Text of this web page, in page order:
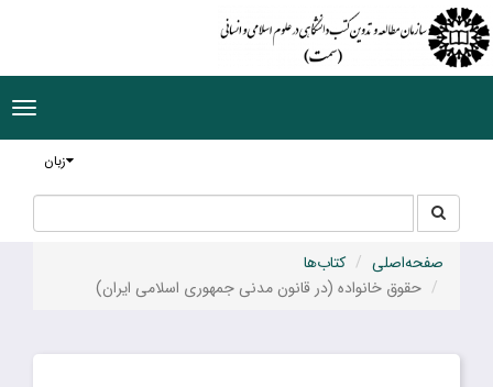
زبان
جستجو
در
سایت
صفحه‌اصلی
کتاب‌ها
حقوق خانواده (در قانون مدنی جمهوری اسلامی ایران)